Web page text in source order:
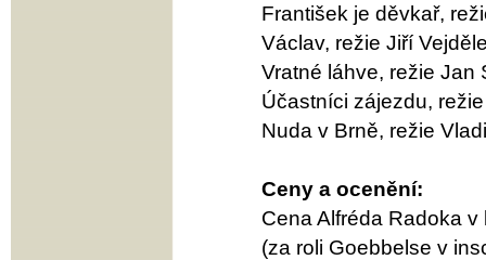
František je děvkař,
Václav, režie Jiří
Vratné láhve, režie Jan
Účastníci zájezdu,
Nuda v Brně, režie
Ceny a ocenění:
Cena Alfréda Radoka
(za roli Goebbelse v